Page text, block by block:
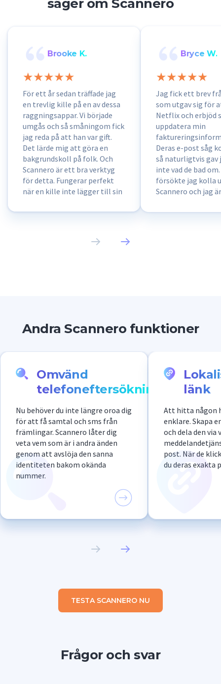
säger om Scannero
Brooke K.
För ett år sedan träffade jag
en trevlig kille på en av dessa
raggningsappar. Vi började
umgås och så småningom fick
jag reda på att han var gift.
Det lärde mig att göra en
bakgrundskoll på folk. Och
Scannero är ett bra verktyg
för detta. Fungerar perfekt
när en kille inte lägger till sin
bara har några få selfies.
Bryce W.
Jag fick ett brev
som utgav sig för
Netflix och erbjöd
uppdatera min
Deras e-post såg
så naturligtvis gav
inte vad de bad
försökte jag kolla
Scannero och jag
att det här mejlet
Andra Scannero funktioner
Omvänd
telefoneftersökning
Nu behöver du inte längre oroa dig
för att få samtal och sms från
främlingar. Scannero låter dig
veta vem som är i andra änden
genom att avslöja den sanna
identiteten bakom okända
nummer.
länk
Att hitta någon
enklare. Skapa
och dela den via
post. När de
du deras exakta
TESTA SCANNERO NU
Frågor och svar